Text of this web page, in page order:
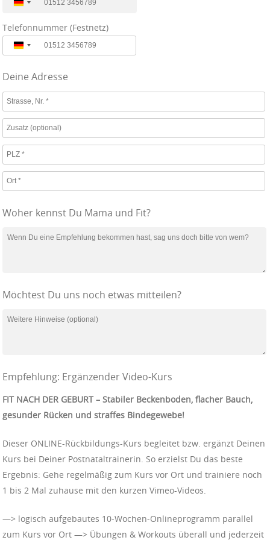
D
e
u
t
h
l
a
n
d
+
4
9
Telefonnummer (Festnetz)
D
u
s
c
h
l
a
n
4
Deine Adresse
Woher kennst Du Mama und Fit?
Möchtest Du uns noch etwas mitteilen?
Empfehlung: Ergänzender Video-Kurs
FIT NACH DER GEBURT – Stabiler Beckenboden, flacher Bauch,
gesunder Rücken und straffes Bindegewebe!
Dieser ONLINE-Rückbildungs-Kurs begleitet bzw. ergänzt Deinen
Kurs bei Deiner Postnataltrainerin. So erzielst Du das beste
Ergebnis: Gehe regelmäßig zum Kurs vor Ort und trainiere noch
1 bis 2 Mal zuhause mit den kurzen Vimeo-Videos.
—> logisch aufgebautes 10-Wochen-Onlineprogramm parallel
zum Kurs vor Ort —> Übungen & Workouts überall und jederzeit